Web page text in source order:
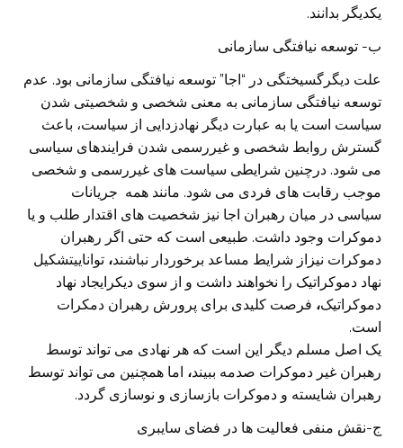
یکدیگر بدانند.
ب- توسعه نیافتگی سازمانی
علت دیگر‌گسیختگی در “اجا” توسعه نیافتگی سازمانی بود. عدم
توسعه نیافتگی سازمانی به معنی شخصی و شخصیتی شدن
سیاست است یا به عبارت دیگر نهادزدایی از سیاست، باعث
گسترش روابط شخصی و غیر‌رسمی شدن فرایند‌های سیاسی
می شود. درچنین شرایطی سیاست های غیررسمی و شخصی
موجب رقابت های فردی می شود. مانند همه جریانات
سیاسی در میان رهبران اجا نیز شخصیت های اقتدار طلب و یا
دموکرات وجود داشت. طبیعی است که حتی اگر رهبران
دموکرات نیزاز شرایط مساعد برخوردار نباشند، تواناییتشکیل
نهاد دموکراتیک را نخواهند داشت و از سوی دیکرایجاد نهاد
دموکراتیک، فرصت کلیدی برای پرورش رهبران دمکرات
است.
یک اصل مسلم دیگر این است که هر نهادی می تواند توسط
رهبران غیر دموکرات صدمه ببیند، اما همچنین می تواند توسط
رهبران شایسته و دموکرات بازسازی و نوسازی گردد.
ج-نقش منفی فعالیت ها در فضای سایبری